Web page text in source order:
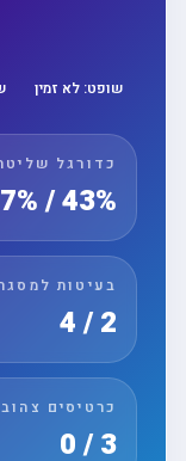
שופט:לא זמין
כדורגל שליטה
43% / 57%
בעיטות למסגרת
כרטיסים
3 / 0